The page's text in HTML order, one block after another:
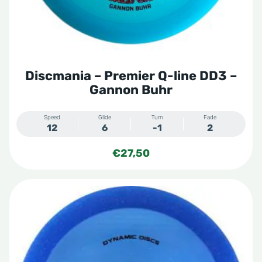
Discmania – Premier Q-line DD3 –
Gannon Buhr
Speed
12
Glide
6
Turn
-1
Fade
2
€27,50
product
heeft
meerdere